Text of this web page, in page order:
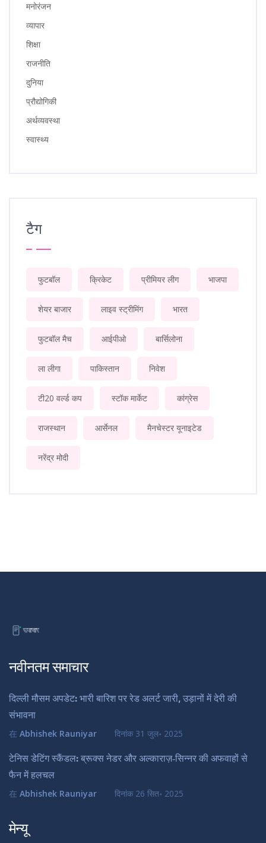
मनोरंजन
व्यापार
शिक्षा
राजनीति
दुनिया
प्रौद्योगिकी
अर्थव्यवस्था
स्वास्थ्य
टैग
फुटबॉल क्रिकेट प्रीमियर लीग भाजपा
शेयर बाजार लाइव स्ट्रीमिंग भारत
फुटबॉल मैच आईपीओ बार्सिलोना
ला लीगा पाकिस्तान निवेश
टी20 वर्ल्ड कप स्टॉक मार्केट कांग्रेस
राजस्थान आर्सेनल मैनचेस्टर यूनाइटेड
नरेंद्र मोदी
नवीनतम समाचार
दिल्ली मौसम अपडेट: भारी बारिश पर रेड अलर्ट जारी, उड़ानों में देरी की
संभावना
在 Abhishek Rauniyar दिनांक 31 जुल॰ 2025
टेनिस डेटिंग स्कैंडल: ब्रूक्स नेडर और अल्काराज़‑सिन्नर की अफवाहों से
फैन में हलचल
在 Abhishek Rauniyar दिनांक 26 सित॰ 2025
मेन्यू